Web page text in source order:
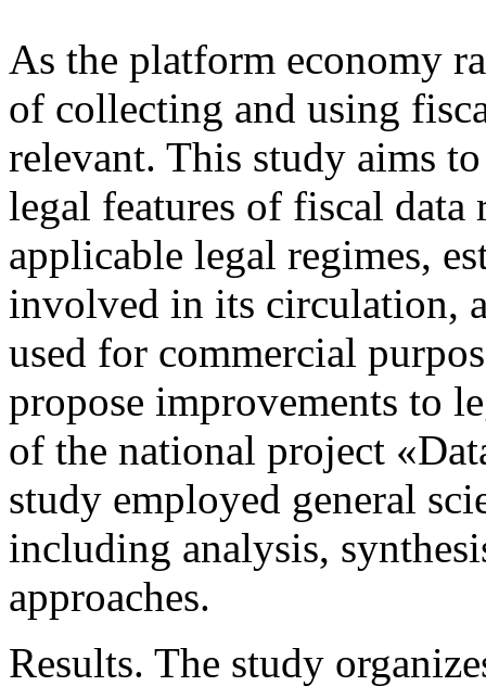
As the platform economy
of collecting and using
relevant. This study aims
legal features of fiscal
applicable legal regimes,
involved in its circulation,
used for commercial
propose improvements to
of the national project
study employed general
including analysis,
approaches.
Results. The study